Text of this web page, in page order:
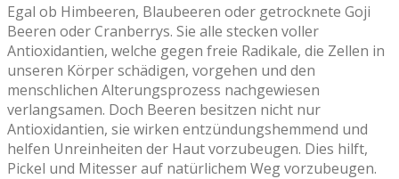
Egal ob Himbeeren, Blaubeeren oder getrocknete Goji
Beeren oder Cranberrys. Sie alle stecken voller
Antioxidantien, welche gegen freie Radikale, die Zellen in
unseren Körper schädigen, vorgehen und den
menschlichen Alterungsprozess nachgewiesen
verlangsamen. Doch Beeren besitzen nicht nur
Antioxidantien, sie wirken entzündungshemmend und
helfen Unreinheiten der Haut vorzubeugen. Dies hilft,
Pickel und Mitesser auf natürlichem Weg vorzubeugen.